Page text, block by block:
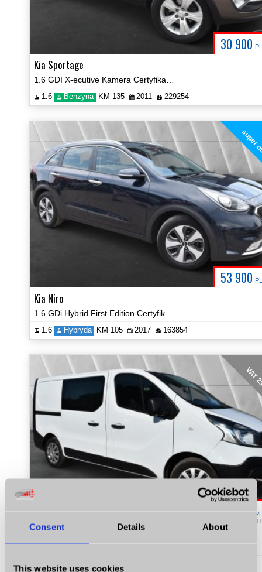
Consent Details About
This website uses cookies
30 900
Kia Sportage
1.6 Benzyna KM 135 2011 229254
53 900
Kia Niro
1.6 Hybryda KM 105 2017 163854
VAT
Renault Trafic
1.6 KM 120